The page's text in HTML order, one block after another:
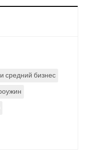
средний бизнес